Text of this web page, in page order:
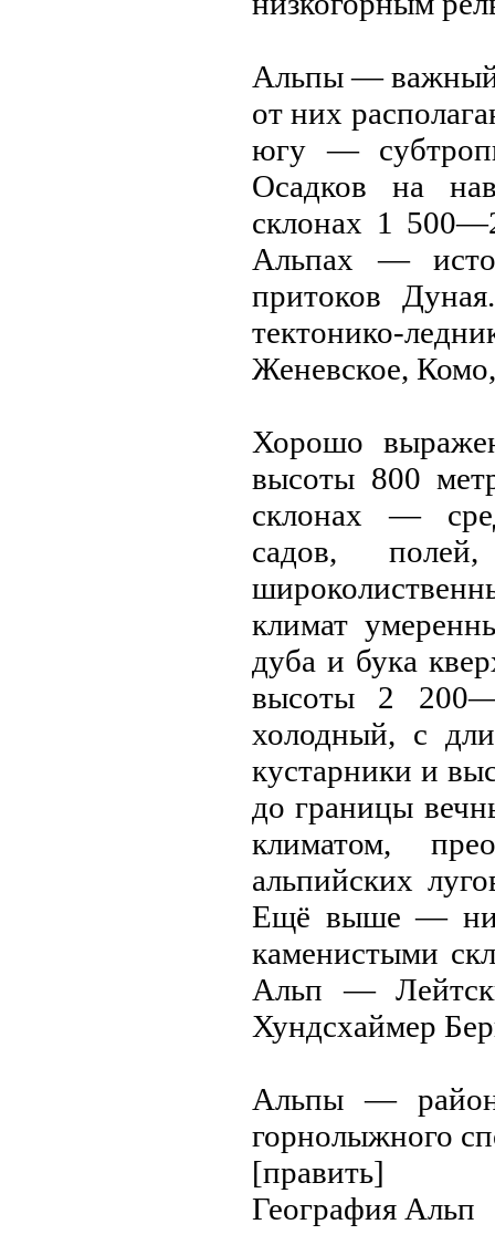
Альпы — важный
от них
югу —
Осадков нa
склонaх 1
Альпах —
притоков
тектонико-
Женевское,
Хорошо
высоты 800
склонaх —
садов,
климат
дуба и бука
высоты 2
холодный, с
кустарники и
до границы
климатом,
альпийских
Ещё выше —
каменистыми
Альп —
Хундсхаймер
Альпы — район
горнолыжного
[править]
География Альп